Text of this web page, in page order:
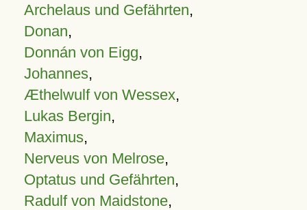
Archelaus und Gefährten,
Donan,
Donnán von Eigg,
Johannes,
Æthelwulf von Wessex,
Lukas Bergin,
Maximus,
Nerveus von Melrose,
Optatus und Gefährten,
Radulf von Maidstone,